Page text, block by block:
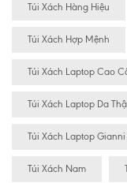
Túi Xách Hàng Hiệu
Túi Xách Hợp Mệnh
Túi Xách Laptop Cao
Túi Xách Laptop Da
Túi Xách Laptop
Túi Xách Nam